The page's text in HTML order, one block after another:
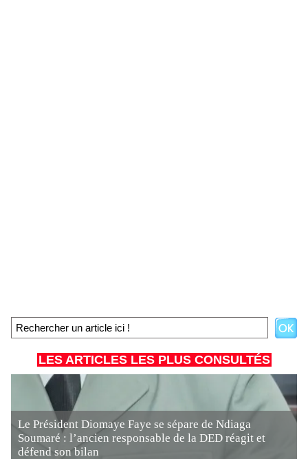
LES ARTICLES LES PLUS CONSULTÉS
Le Président Diomaye Faye se sépare de Ndiaga
Soumaré : l’ancien responsable de la DED réagit et
défend son bilan